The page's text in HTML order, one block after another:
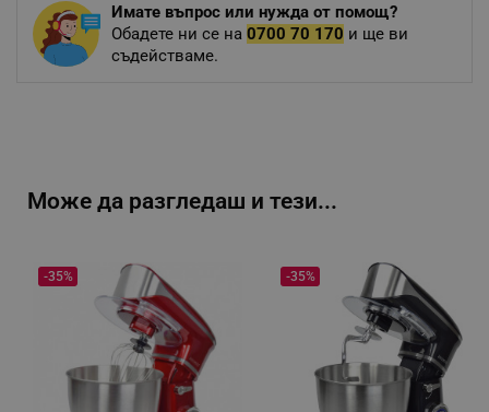
Имате въпрос или нужда от помощ?
Обадете ни се на 0700 70 170 и ще ви
съдействаме.
Може да разгледаш и тези...
-35% -35%